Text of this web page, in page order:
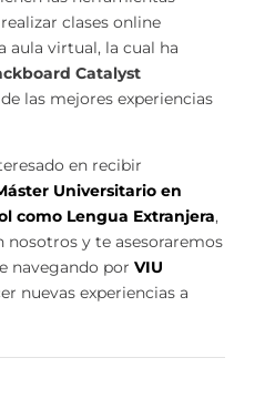
clases online
aula virtual, la cual ha
Catalyst
las mejores experiencias
en recibir
Universitario en
como Lengua Extranjera,
y te asesoraremos
navegando por VIU
nuevas experiencias a